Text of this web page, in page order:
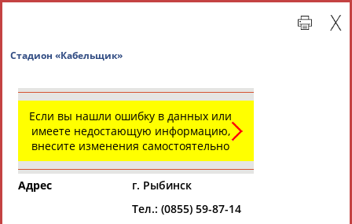
Региональные спортивные организации
Если вы нашли ошибку в данных или
имеете недостающую информацию,
внесите изменения самостоятельно
Адрес
г. Рыбинск
Тел.: (0855) 59-87-14